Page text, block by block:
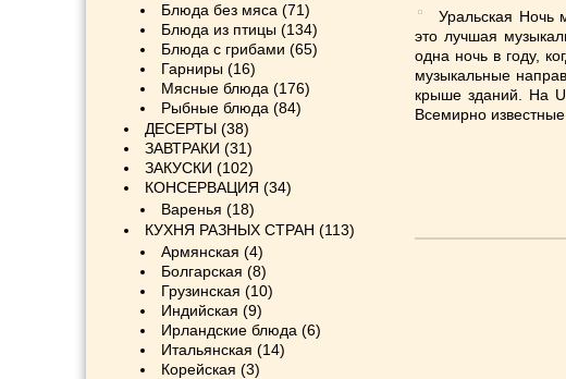
Уральская Ночь
это лучшая
одна ночь в году,
музыкальные
крыше зданий. На
Всемирно
Блюда без мяса (71)
Блюда из птицы (134)
Блюда с грибами (65)
Гарниры (16)
Мясные блюда (176)
Рыбные блюда (84)
ДЕСЕРТЫ (38)
ЗАВТРАКИ (31)
ЗАКУСКИ (102)
КОНСЕРВАЦИЯ (34)
Варенья (18)
КУХНЯ РАЗНЫХ СТРАН (113)
Армянская (4)
Болгарская (8)
Грузинская (10)
Индийская (9)
Ирландские блюда (6)
Итальянская (14)
Корейская (3)